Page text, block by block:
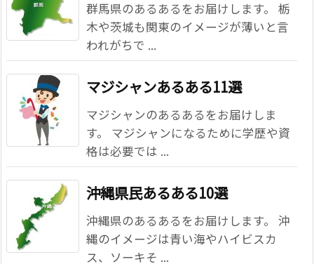
群馬県のあるあるをお届けします。 栃
木や茨城も関東のイメージが薄いと言
われがちで ...
マジシャンあるある11選
マジシャンのあるあるをお届けしま
す。 マジシャンになるために学歴や資
格は必要では ...
沖縄県民あるある10選
沖縄県のあるあるをお届けします。 沖
縄のイメージは青い海やハイビスカ
ス、ソーキそ ...